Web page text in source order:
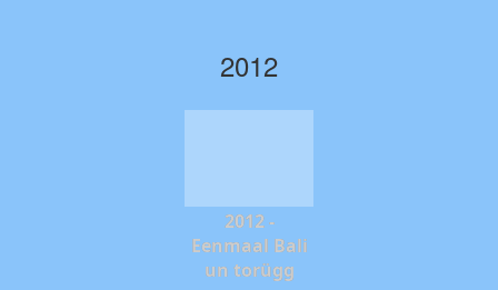
2012
2012 -
Eenmaal Bali
un torügg